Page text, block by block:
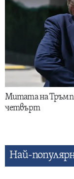
Митата на Тръмп
четвърт
Най-